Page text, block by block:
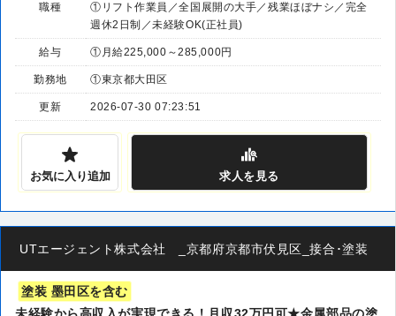
職種
①リフト作業員／全国展開の大手／残業ほぼナシ／完全
週休2日制／未経験OK(正社員)
給与 ①月給225,000～285,000円
勤務地 ①東京都大田区
更新 2026-07-30 07:23:51
お気に入り追加 求人を見る
UTエージェント株式会社 _京都府京都市伏見区_接合･塗装
塗装 墨田区を含む